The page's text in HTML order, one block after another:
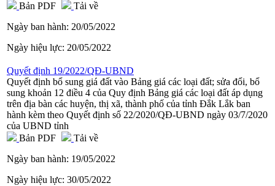
Bản PDF
Tải về
Ngày ban hành: 20/05/2022
Ngày hiệu lực: 20/05/2022
Quyết định 19/2022/QĐ-UBND
Quyết định bổ sung giá đất vào Bảng giá các loại đất; sửa đổi, bổ
sung khoản 12 điều 4 của Quy định Bảng giá các loại đất áp dụng
trên địa bàn các huyện, thị xã, thành phố của tỉnh Đắk Lắk ban
hành kèm theo Quyết định số 22/2020/QĐ-UBND ngày 03/7/2020
của UBND tỉnh
Bản PDF
Tải về
Ngày ban hành: 19/05/2022
Ngày hiệu lực: 30/05/2022